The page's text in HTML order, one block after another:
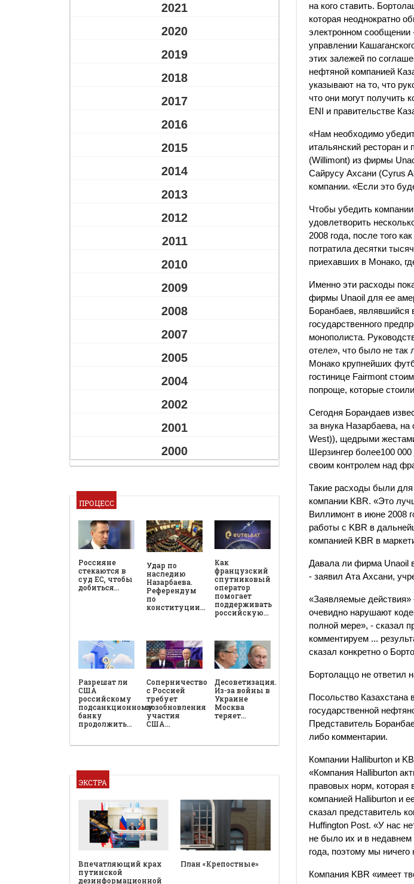
2021
2020
2019
2018
2017
2016
2015
2014
2013
2012
2011
2010
2009
2008
2007
2005
2004
2002
2001
2000
ПРОЦЕСС
Россияне
стекаются в
суд ЕС, чтобы
добиться…
Удар по
наследию
Назарбаева.
Референдум
по
конституции…
Как
французский
спутниковый
оператор
помогает
поддерживать
российскую…
Разрешат ли
США
российскому
подсанкционному
банку
продолжить…
Соперничество
с Россией
требует
возобновления
участия
США…
Десоветизация.
Из-за войны в
Украине
Москва
теряет…
ЭКСТРА
Впечатляющий крах
путинской
дезинформационной
План «Крепостные»
на кого ставить.
которая неоднократно
электронном
управлении
этих залежей по
нефтяной компанией
указывают на то, что
что они могут получить
ENI и правительстве
«Нам необходимо
итальянский ресторан
(Willimont) из фирмы
Сайрусу Ахсани (Cyrus
компании. «Если это
Чтобы убедить
удовлетворить
2008 года, после того
потратила десятки
приехавших в Монако,
Именно эти расходы
фирмы Unaoil для ее
Боранбаев, являвшийся
государственного
монополиста.
отеле», что было не так
Монако крупнейших
гостинице Fairmont
попроще, которые
Сегодня Борандаев
за внука Назарбаева,
West)), щедрыми
Шерзингер более100
своим контролем над
Такие расходы были
компании KBR. «Это
Виллимонт в июне 2008
работы с KBR в
компанией KBR в
Давала ли фирма Unaoil
- заявил Ата Ахсани,
«Заявляемые действия»
очевидно нарушают
полной мере», - сказал
комментируем ...
сказал конкретно о
Бортолаццо не ответил
Посольство Казахстана
государственной
Представитель
либо комментарии.
Компании Halliburton и
«Компания Halliburton
правовых норм,
компанией Halliburton и
сказал представитель
Huffington Post. «У нас
не было их и в
года, поэтому мы
Компания KBR «имеет